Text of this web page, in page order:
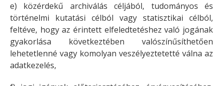
e) közérdekű archiválás céljából, tudományos és
történelmi kutatási célból vagy statisztikai célból,
feltéve, hogy az érintett elfeledtetéshez való jogának
gyakorlása következtében valószínűsíthetően
lehetetlenné vagy komolyan veszélyeztetetté válna az
adatkezelés,